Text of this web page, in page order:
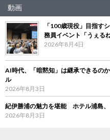
動画
「100歳現役」目指
務員イベント「うぇる
2026年8月4日
AI時代、「暗黙知」は継承できるの
ル
2026年8月3日
紀伊勝浦の魅力を堪能 ホテル浦島
2026年8月3日